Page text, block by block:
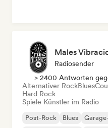
Males
Radiosender
> 2400 Antworten
Alternativer RockBlues
Hard Rock
Spiele Künstler im Radio
Post-Rock Blues